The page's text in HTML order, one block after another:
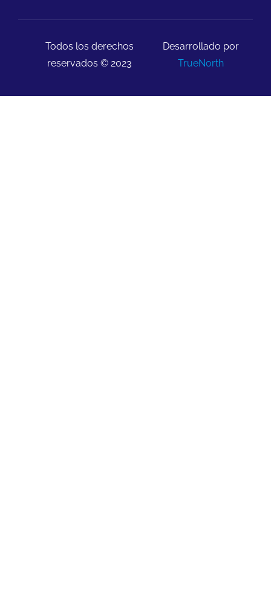
Todos los derechos
reservados © 2023
Desarrollado por
TrueNorth